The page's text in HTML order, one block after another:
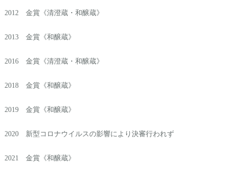
2012 金賞《清澄蔵・和醸蔵》
2013 金賞《和醸蔵》
2016 金賞《清澄蔵・和醸蔵》
2018 金賞《和醸蔵》
2019 金賞《和醸蔵》
2020 新型コロナウイルスの影響により決審行われず
2021 金賞《和醸蔵》